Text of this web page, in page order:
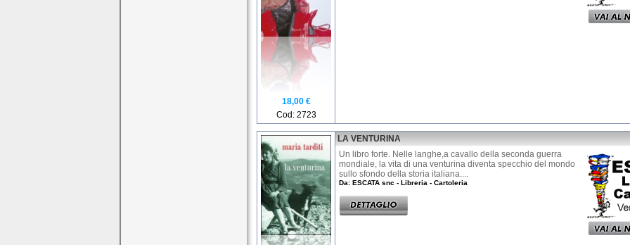
18,00 €
Cod: 2723
LA VENTURINA
Un libro forte. Nelle langhe,a cavallo della seconda guerra
mondiale, la vita di una venturina diventa specchio del mondo
sullo sfondo della storia italiana....
Da: ESCATA snc - Libreria - Cartoleria